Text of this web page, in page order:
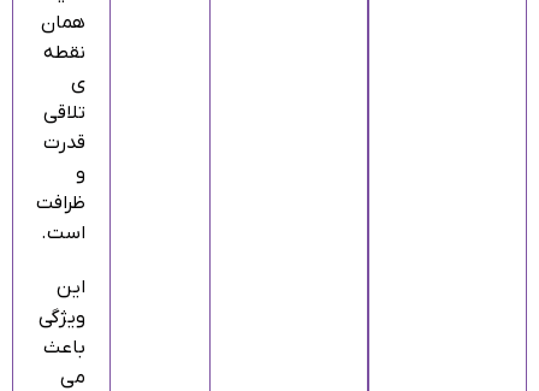
همان
نقطه‌
ی
تلاقی
قدرت
و
ظرافت
است.
این
ویژگی
باعث
می‌